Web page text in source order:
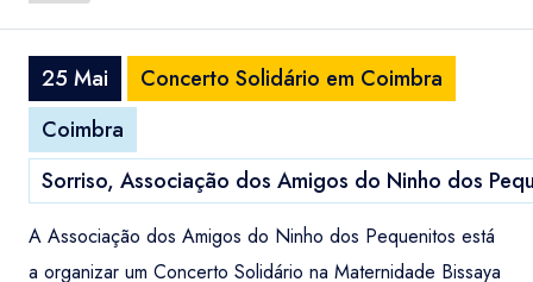
25 Mai
Concerto Solidário em Coimbra
Coimbra
Sorriso, Associação dos Amigos do Ninho dos
A Associação dos Amigos do Ninho dos Pequenitos está
a organizar um Concerto Solidário na Maternidade Bissaya